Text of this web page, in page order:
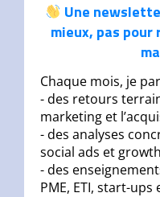
Une
mieux, pas
Chaque mois, je
- des retours
marketing et
- des analyses
social ads et growth
- des
PME, ETI, start-